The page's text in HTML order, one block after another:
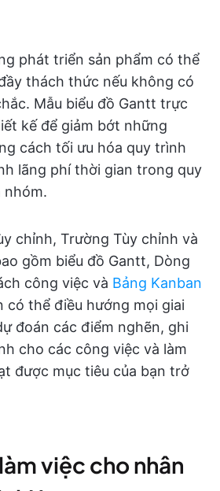
phát triển sản phẩm có thể
thách thức nếu không có
Mẫu biểu đồ Gantt trực
kế để giảm bớt những
cách tối ưu hóa quy trình
lãng phí thời gian trong quy
nhóm.
chỉnh, Trường Tùy chỉnh và
gồm biểu đồ Gantt, Dòng
công việc và Bảng Kanban
có thể điều hướng mọi giai
đoán các điểm nghẽn, ghi
cho các công việc và làm
được mục tiêu của bạn trở
việc cho nhân